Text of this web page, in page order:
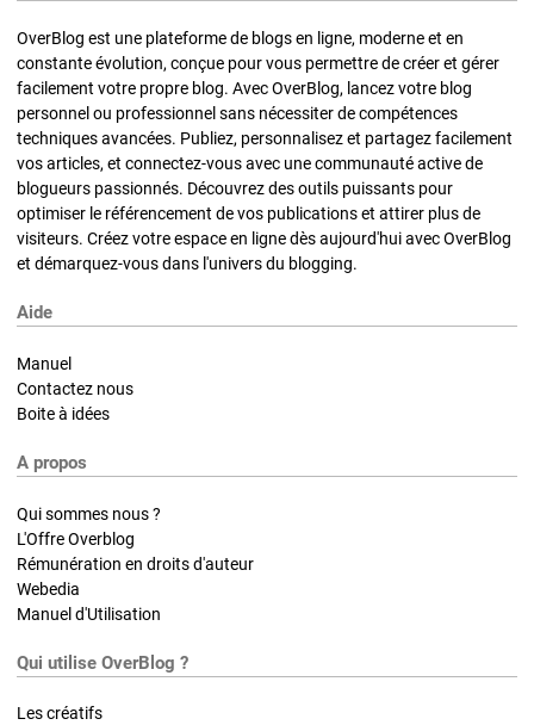
OverBlog est une plateforme de blogs en ligne, moderne et en
constante évolution, conçue pour vous permettre de créer et gérer
facilement votre propre blog. Avec OverBlog, lancez votre blog
personnel ou professionnel sans nécessiter de compétences
techniques avancées. Publiez, personnalisez et partagez facilement
vos articles, et connectez-vous avec une communauté active de
blogueurs passionnés. Découvrez des outils puissants pour
optimiser le référencement de vos publications et attirer plus de
visiteurs. Créez votre espace en ligne dès aujourd'hui avec OverBlog
et démarquez-vous dans l'univers du blogging.
Aide
Manuel
Contactez nous
Boite à idées
A propos
Qui sommes nous ?
L'Offre Overblog
Rémunération en droits d'auteur
Webedia
Manuel d'Utilisation
Qui utilise OverBlog ?
Les créatifs